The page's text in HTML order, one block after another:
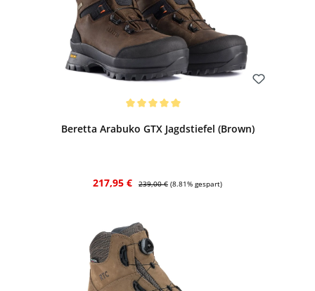
Beretta Arabuko GTX Jagdstiefel (Brown)
Verkaufspreis:
217,95 € Regulärer Preis:
239,00 € (8.81% gespart)